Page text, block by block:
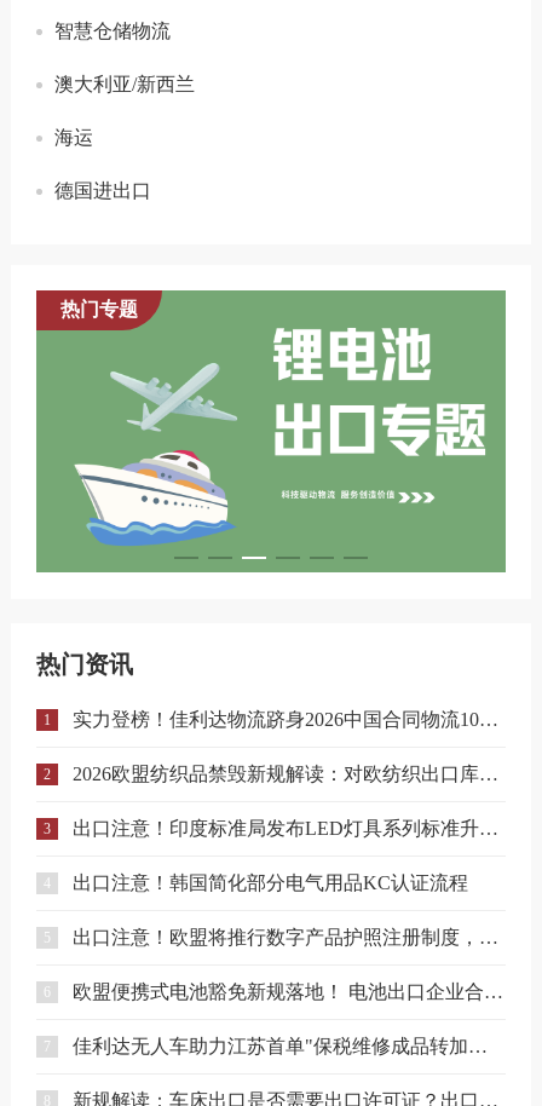
智慧仓储物流
澳大利亚/新西兰
海运
德国进出口
热门专题
热门资讯
1 实力登榜！佳利达物流跻身2026中国合同物流100强
2 2026欧盟纺织品禁毁新规解读：对欧纺织出口库存合规与溯源指南
3 出口注意！印度标准局发布LED灯具系列标准升级实施指南
4 出口注意！韩国简化部分电气用品KC认证流程
5 出口注意！欧盟将推行数字产品护照注册制度，合规门槛进一步提升！
6 欧盟便携式电池豁免新规落地！ 电池出口企业合规要点解读
7 佳利达无人车助力江苏首单"保税维修成品转加工再出口"业务落地
新规解读：车床出口是否需要出口许可证？出口合规注意事项